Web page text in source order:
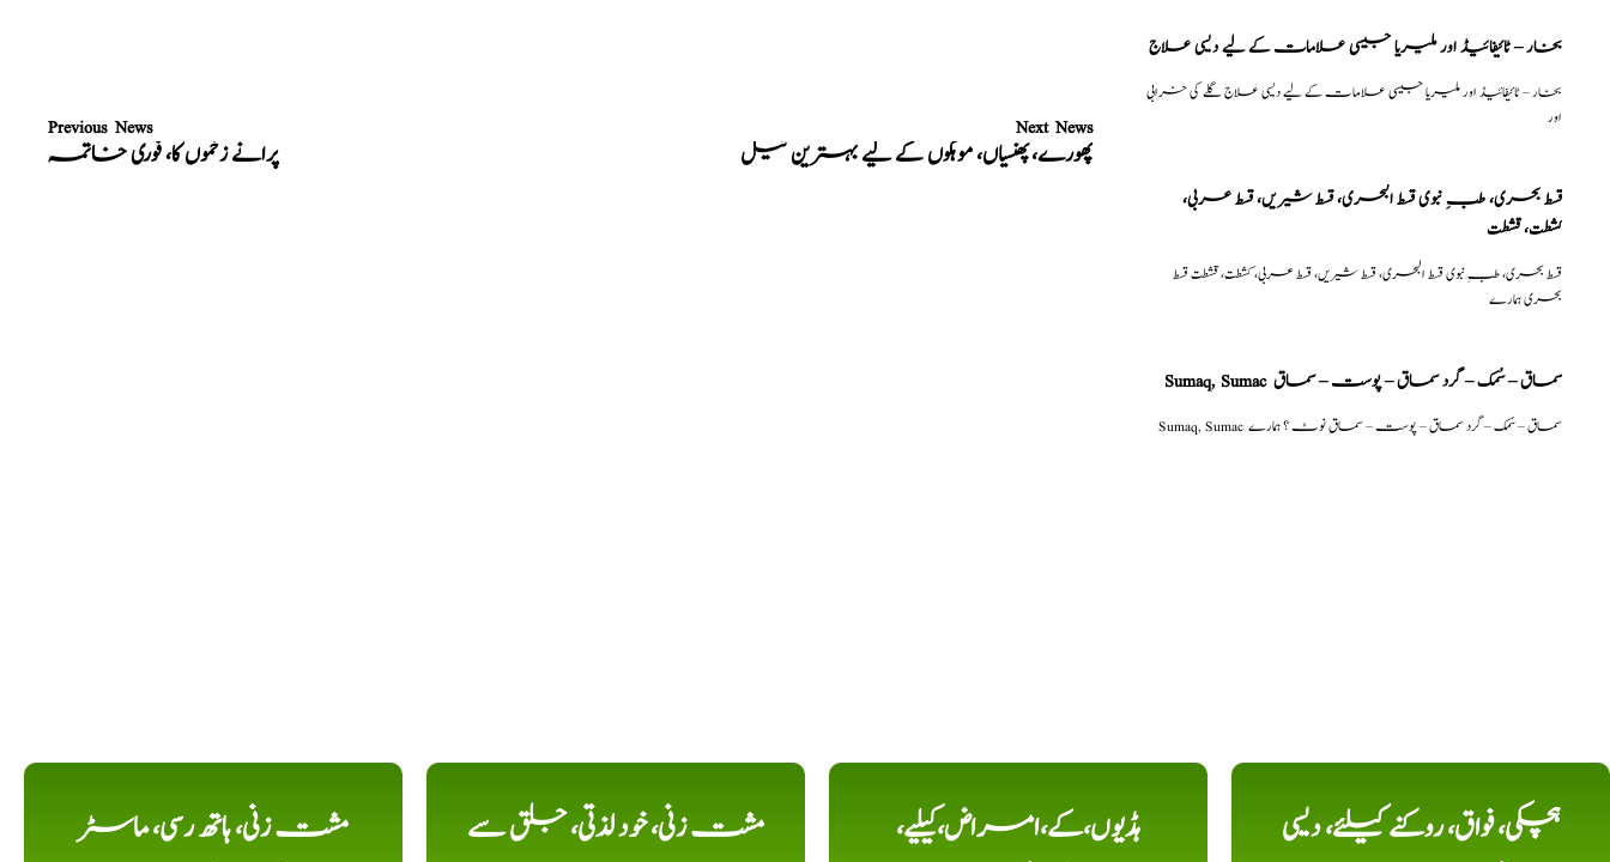
Previous News
پرانے زخموں کا، فوری خاتمہ
Next News
پھورے، پھنسیاں، موہکوں کے لیے بہترین تیل
بخار – ٹائیفائیڈ اور ملیریا جیسی علامات کے لیے دیسی علاج
بخار – ٹائیفائیڈ اور ملیریا جیسی علامات کے لیے دیسی علاج گلے کی خرابی
اور
قسط بحری، طبِ نبوی قسط البحری، قسط شیریں، قسط عربی،
كشطت، قشطت
بحری ہمارے
Sumaq, Sumac سماق – سُمک – گرد سماق – پوست – سماق
Sumaq, Sumac سماق – سُمک – گرد سماق – پوست – سماق نوٹ ؟ ہمارے
مشت زنی، ہاتھ رسی، ماسٹر
مشت زنی، خود لذتی، جلق سے
ہڈیوں،کے،امراض،کیلیے،
ہچکی، فواق، روکنے کیلئے، دیسی